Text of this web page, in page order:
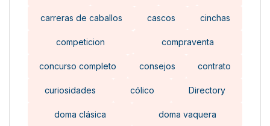
carreras de caballos cascos cinchas
competicion compraventa
concurso completo consejos contrato
curiosidades cólico Directory
doma clásica doma vaquera